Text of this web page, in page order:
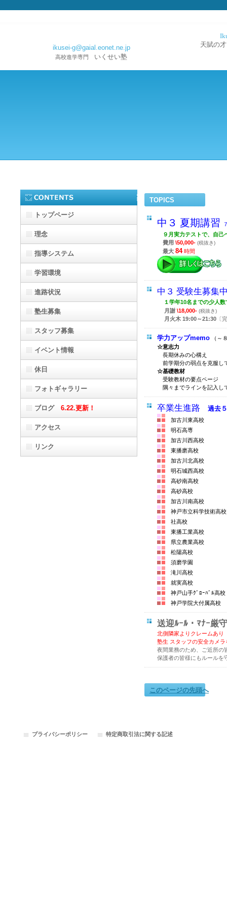
ikusei-g@gaial.eonet.ne.jp
高校進学専門 いくせい塾
天賦の
TOPICS
中３ 夏期講習
９月実力テストで、自己
費用 \50,000- (税抜き)
最大 84 時間
中３ 受験生募集
１学年10名までの少人
月謝 \18,000- (税抜き)
月火木 19:00～21:30 〔
学力アップmemo （～
☆意志力
長期休みの心構え
前学期分の弱点を克服し
☆基礎教材
受験教材の要点ページ
隅々までラインを記入し
卒業生進路 過去
加古川東高
明石高専
加古川西高
東播磨高
加古川北高
明石城西高
高砂南高
高砂高校
加古川南高
神戸市立科学技術
社高校
東播工業高
県立農業高
松陽高校
須磨学園
滝川高校
就実高校
神戸山手ｸﾞﾛｰﾊﾞﾙ
神戸学院大付属
送迎ﾙｰﾙ・ﾏﾅｰ厳
北側隣家よりクレームあり
塾生 スタッフの安全カメ
夜間業務のため、ご近所の
保護者の皆様にもルールを
このページの先頭へ
トップページ
理念
指導システム
学習環境
進路状況
塾生募集
スタッフ募集
イベント情報
休日
フォトギャラリー
ブログ 6.22.更新！
アクセス
リンク
プライバシーポリシー 特定商取引法に関する記述